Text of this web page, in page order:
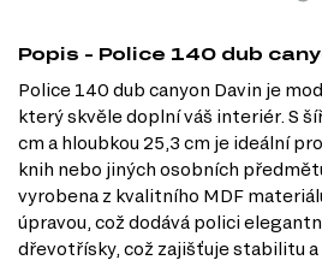
Popis - Police 140 dub
Police 140 dub canyon Davin je
který skvěle doplní váš interiér. S
cm a hloubkou 25,3 cm je ideální
knih nebo jiných osobních
vyrobena z kvalitního MDF
úpravou, což dodává polici
dřevotřísky, což zajišťuje stabilitu